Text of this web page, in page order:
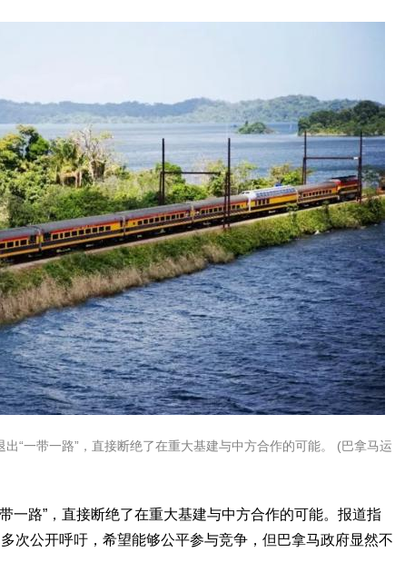
“一带一路”，直接断绝了在重大基建与中方合作的可能。 (巴拿马运
一路”，直接断绝了在重大基建与中方合作的可能。报道指
次公开呼吁，希望能够公平参与竞争，但巴拿马政府显然不